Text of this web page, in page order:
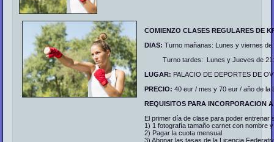
COMIENZO CLASES REGULARES DE
DIAS: Turno mañanas: Lunes y viernes de
Turno tardes: Lunes y Jueves de
LUGAR: PALACIO DE DEPORTES DE
PRECIO: 40 eur / mes y 70 eur / año de la
REQUISITOS PARA INCORPORACION
El primer día de clase para poder entrenar
1) 1 fotografía tamaño carnet con nombre
2) Pagar la cuota mensual
3) Abonar las tasas de la Licencia